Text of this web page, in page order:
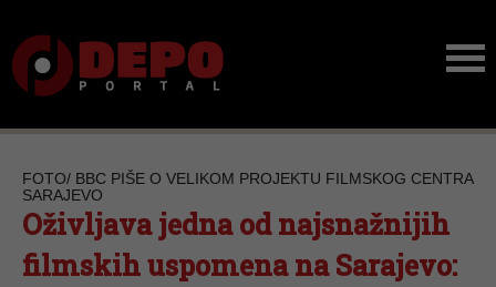
FOTO/ BBC PIŠE O VELIKOM PROJEKTU FILMSKOG CENTRA
SARAJEVO
Oživljava jedna od najsnažnijih
filmskih uspomena na Sarajevo: